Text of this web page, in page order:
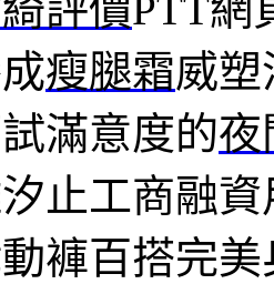
評價PTT網
瘦腿霜威
滿意度的夜
止工商融資
褲百搭完